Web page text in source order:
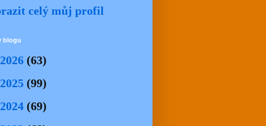
celý můj profil
blogu
2026 (63)
2025 (99)
2024 (69)